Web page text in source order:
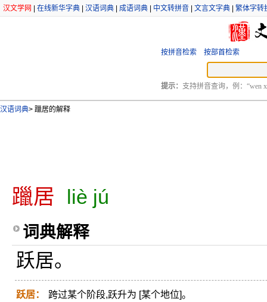
汉文学网 在线新华字典 汉语词典 成语词典 中文转拼音 文言文字典 繁体字转
按拼音检索 按部首检索
提示： 支持拼音查询，例：“wen
汉语词典> 躐居的解释
躐居 liè jú
词典解释
跃居。
跃居： 跨过某个阶段,跃升为 [某个地位]。